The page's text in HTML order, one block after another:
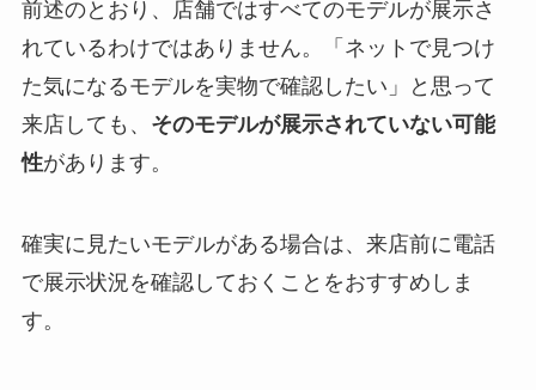
前述のとおり、店舗ではすべてのモデルが展示さ
れているわけではありません。「ネットで見つけ
た気になるモデルを実物で確認したい」と思って
来店しても、 そのモデルが展示されていない可能
性があります。
確実に見たいモデルがある場合は、来店前に電話
で展示状況を確認しておくことをおすすめしま
す。